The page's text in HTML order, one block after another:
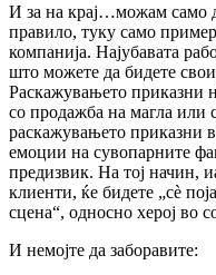
И за на крај…можам само
правило, туку само
компанија. Најубавата
што можете да бидете
Раскажувањето приказни
со продажба на магла или
раскажувањето приказни
емоции на сувопарните
предизвик. На тој начин,
клиенти, ќе бидете „сѐ
сцена“, односно херој во
И немојте да заборавите: